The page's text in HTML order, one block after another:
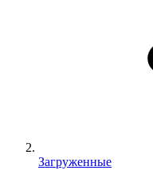
Загруженные